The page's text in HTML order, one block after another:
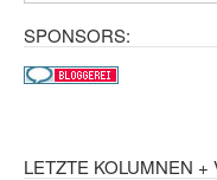
SPONSORS:
LETZTE KOLUMNEN +